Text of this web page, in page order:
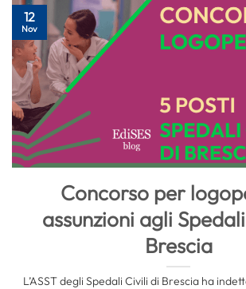
Concorso per
assunzioni agli
Brescia
L’ASST degli Spedali Civili di Brescia ha
12
Nov